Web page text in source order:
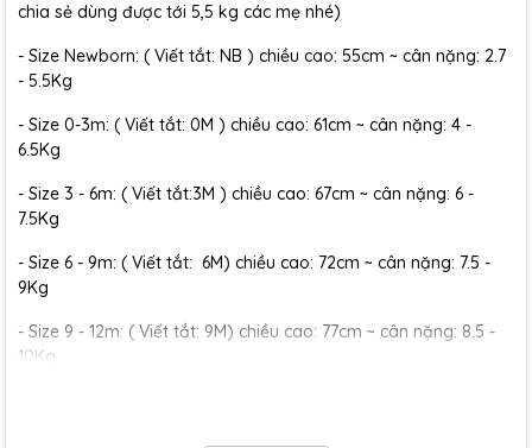
chia sẻ dùng được tới 5,5 kg các mẹ nhé)
- Size Newborn: ( Viết tắt: NB ) chiều cao: 55cm ~ cân nặng: 2.7
- 5.5Kg
- Size 0-3m: ( Viết tắt: 0M ) chiều cao: 61cm ~ cân nặng: 4 -
6.5Kg
- Size 3 - 6m: ( Viết tắt:3M ) chiều cao: 67cm ~ cân nặng: 6 -
7.5Kg
- Size 6 - 9m: ( Viết tắt: 6M) chiều cao: 72cm ~ cân nặng: 7.5 -
9Kg
- Size 9 - 12m: ( Viết tắt: 9M) chiều cao: 77cm ~ cân nặng: 8.5 -
10Kg